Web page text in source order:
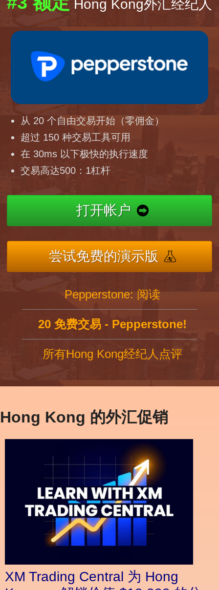
Hong Kong外汇经纪人
从 20 个自由交易开始（零佣金）
超过 150 种交易工具可用
在 30ms 以下极快的执行速度
交易高达500：1杠杆
打开帐户
尝试免费的演示版
Pepperstone: 阅读
20 免费交易 - Pepperstone!
所有Hong Kong经纪人点评
Hong Kong 的外汇促销
XM Trading Central 为 Hong